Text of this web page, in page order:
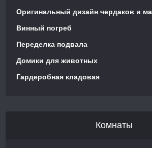
Оригинальный дизайн чердаков и
Винный погреб
Переделка подвала
Домики для животных
Гардеробная кладовая
Комнаты